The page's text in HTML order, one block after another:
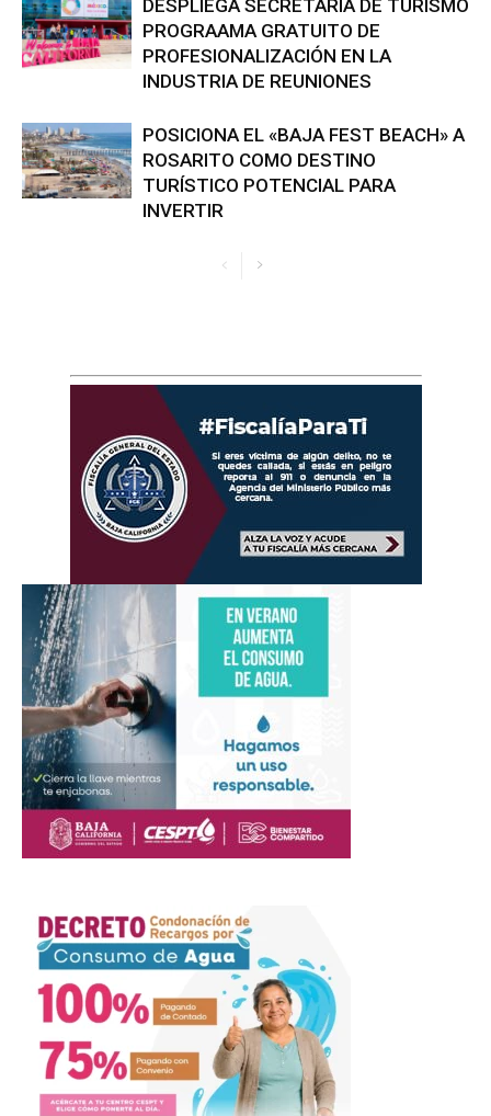
DESPLIEGA SECRETARÍA DE TURISMO
PROGRAAMA GRATUITO DE
PROFESIONALIZACIÓN EN LA
INDUSTRIA DE REUNIONES
POSICIONA EL «BAJA FEST BEACH» A
ROSARITO COMO DESTINO
TURÍSTICO POTENCIAL PARA
INVERTIR